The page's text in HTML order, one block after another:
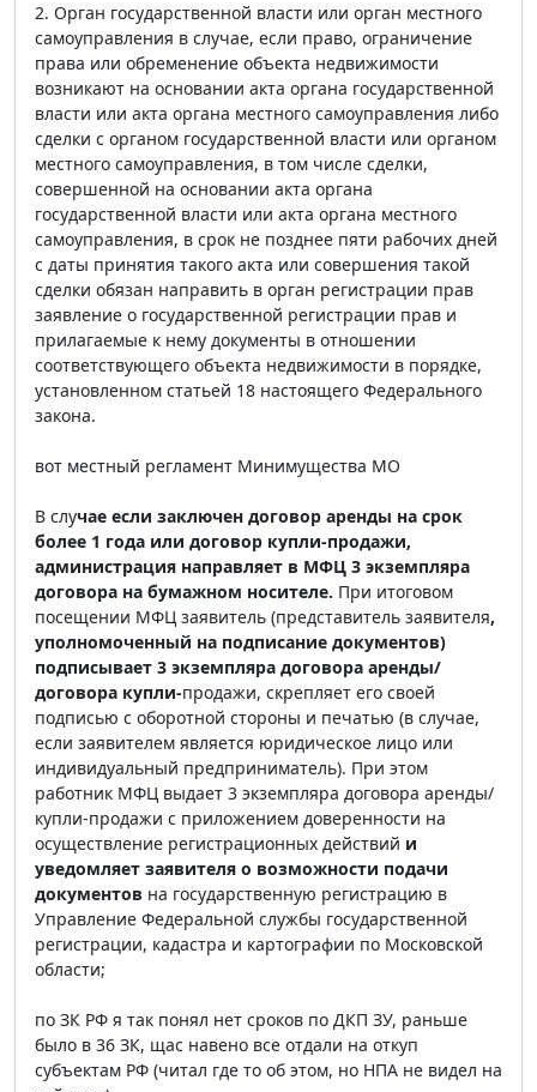
2. Орган государственной власти или орган местного
самоуправления в случае, если право, ограничение
права или обременение объекта недвижимости
возникают на основании акта органа государственной
власти или акта органа местного самоуправления либо
сделки с органом государственной власти или органом
местного самоуправления, в том числе сделки,
совершенной на основании акта органа
государственной власти или акта органа местного
самоуправления, в срок не позднее пяти рабочих дней
с даты принятия такого акта или совершения такой
сделки обязан направить в орган регистрации прав
заявление о государственной регистрации прав и
прилагаемые к нему документы в отношении
соответствующего объекта недвижимости в порядке,
установленном статьей 18 настоящего Федерального
закона.
вот местный регламент Минимущества МО
В случае если заключен договор аренды на срок
более 1 года или договор купли-продажи,
администрация направляет в МФЦ 3 экземпляра
договора на бумажном носителе. При итоговом
посещении МФЦ заявитель (представитель заявителя,
уполномоченный на подписание документов)
подписывает 3 экземпляра договора аренды/
договора купли-продажи, скрепляет его своей
подписью с оборотной стороны и печатью (в случае,
если заявителем является юридическое лицо или
индивидуальный предприниматель). При этом
работник МФЦ выдает 3 экземпляра договора аренды/
купли-продажи с приложением доверенности на
осуществление регистрационных действий и
уведомляет заявителя о возможности подачи
документов на государственную регистрацию в
Управление Федеральной службы государственной
регистрации, кадастра и картографии по Московской
области;
по ЗК РФ я так понял нет сроков по ДКП ЗУ, раньше
было в 36 ЗК, щас навено все отдали на откуп
субъектам РФ (читал где то об этом, но НПА не видел на